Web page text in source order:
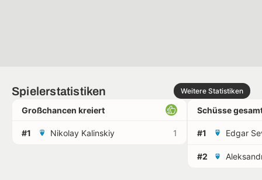
Spielerstatistiken Weitere Statistiken
Großchancen kreiert
#1 Nikolay Kalinskiy 1
Schüsse
#1 Edgar
#2